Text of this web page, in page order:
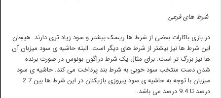
شرط های فرعی
در بازی باکارات بعضی از شرط ها ریسک بیشتر و سود زیاد تری دارند. هیجان
این شرط ها نیز بیشتر از شرط های دیگر است. البته حاشیه ی سود میزبان آن
ها نیز بزرگ تر است. برای مثال یک شرط دراگون بونوس در صورت برنده
شدن دست منتخب سود خوبی به شرط بند پرداخت می کند. حاشیه ی سود
میزبان با توجه به حاشیه ی سود پیروزی بازیکنان در این شرط ها بین 2.7
درصد تا 9.4 درصد می باشد.